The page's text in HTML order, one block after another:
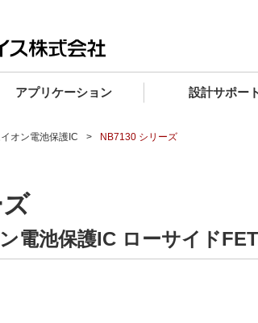
ャルWebサイト
アプリケーション 設計サポート
デバイス)
オン電池保護IC NB7130 シリーズ
電池保護IC ローサイド